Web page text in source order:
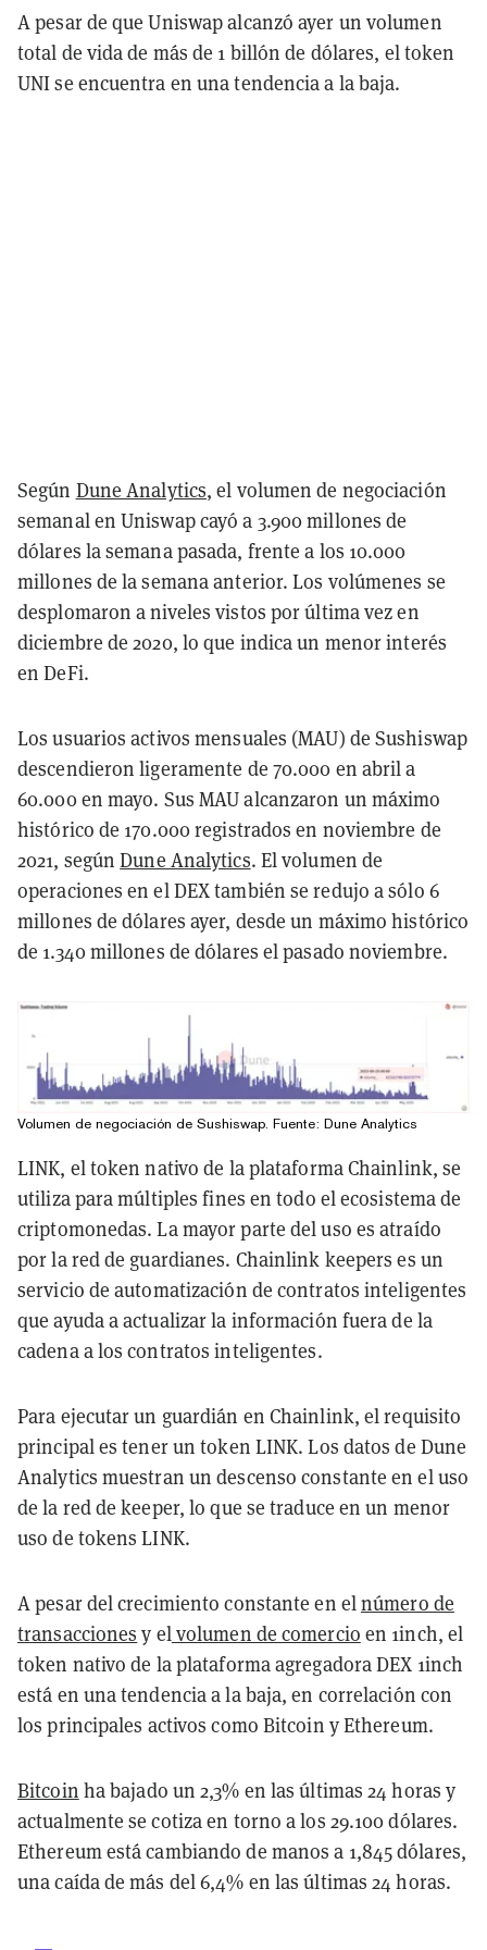
A pesar de que Uniswap alcanzó ayer un volumen
total de vida de más de 1 billón de dólares, el token
UNI se encuentra en una tendencia a la baja.
Según Dune Analytics, el volumen de negociación
semanal en Uniswap cayó a 3.900 millones de
dólares la semana pasada, frente a los 10.000
millones de la semana anterior. Los volúmenes se
desplomaron a niveles vistos por última vez en
diciembre de 2020, lo que indica un menor interés
en DeFi.
Los usuarios activos mensuales (MAU) de Sushiswap
descendieron ligeramente de 70.000 en abril a
60.000 en mayo. Sus MAU alcanzaron un máximo
histórico de 170.000 registrados en noviembre de
2021, segúnDune Analytics. El volumen de
operaciones en el DEX también se redujo a sólo 6
millones de dólares ayer, desde un máximo histórico
de 1.340 millones de dólares el pasado noviembre.
Volumen de negociación de Sushiswap. Fuente: Dune Analytics
LINK, el token nativo de la plataforma Chainlink, se
utiliza para múltiples fines en todo el ecosistema de
criptomonedas. La mayor parte del uso es atraído
por la red de guardianes. Chainlink keepers es un
servicio de automatización de contratos inteligentes
que ayuda a actualizar la información fuera de la
cadena a los contratos inteligentes.
Para ejecutar un guardián en Chainlink, el requisito
principal es tener un token LINK. Los datos de Dune
Analytics muestran un descenso constante en el uso
de la red de keeper, lo que se traduce en un menor
uso de tokens LINK.
A pesar del crecimiento constante en elnúmero de
transacciones y elvolumen de comercio en 1inch, el
token nativo de la plataforma agregadora DEX 1inch
está en una tendencia a la baja, en correlación con
los principales activos como Bitcoin y Ethereum.
Bitcoin ha bajado un 2,3% en las últimas 24 horas y
actualmente se cotiza en torno a los 29.100 dólares.
Ethereum está cambiando de manos a 1,845 dólares,
una caída de más del 6,4% en las últimas 24 horas.